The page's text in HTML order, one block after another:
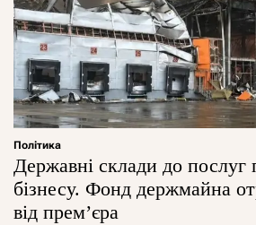
Політика
Державні склади до послуг
бізнесу. Фонд держмайна
від прем’єра